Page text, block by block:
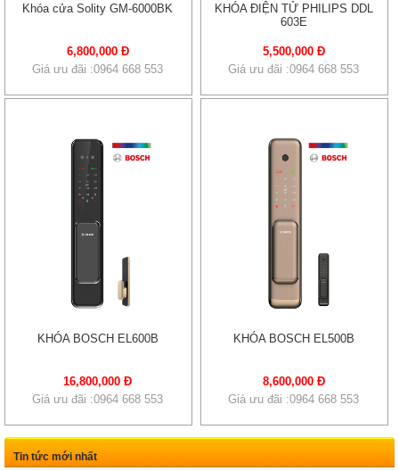
Khóa cửa Solity GM-6000BK
6,800,000 Đ
Giá ưu đãi :0964 668 553
KHÓA ĐIỆN TỬ PHILIPS DDL
603E
5,500,000 Đ
Giá ưu đãi :0964 668 553
KHÓA BOSCH EL600B
16,800,000 Đ
Giá ưu đãi :0964 668 553
KHÓA BOSCH EL500B
8,600,000 Đ
Giá ưu đãi :0964 668 553
Tin tức mới nhất